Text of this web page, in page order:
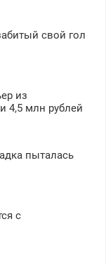
свой гол
из
4,5 млн рублей
пыталась
с